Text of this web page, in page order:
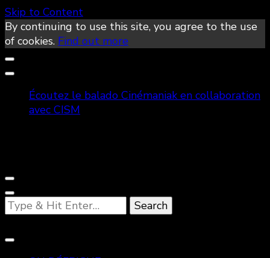
Skip to Content
By continuing to use this site, you agree to the use
of cookies. Find out more
Écoutez le balado Cinémaniak en collaboration
avec CISM
Looking
for